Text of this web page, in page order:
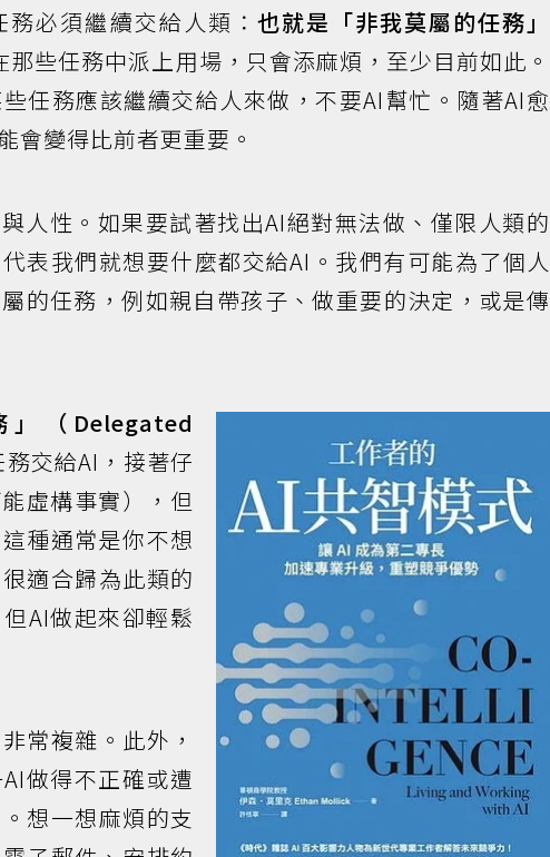
必須繼續交給人類： 也就是「非我莫屬的任務」
那些任務中派上用場，只會添麻煩，至少目前如此。
任務應該繼續交給人來做，不要AI幫忙。隨著AI愈
會變得比前者更重要。
人性。如果要試著找出AI絕對無法做、僅限人類的
表我們就想要什麼都交給AI。我們有可能為了個人
的任務，例如親自帶孩子、做重要的決定，或是傳
（Delegated
交給AI，接著仔
虛構事實），但
種通常是你不想
適合歸為此類的
AI做起來卻輕鬆
常複雜。此外，
做得不正確或遭
想一想麻煩的支